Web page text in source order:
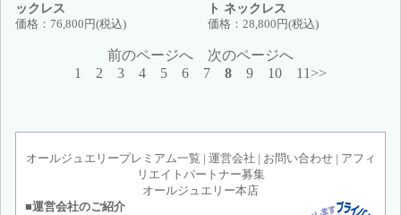
ックレス
価格： 76,800円(税込)
ト ネックレス
価格： 28,800円(税込)
前のページへ
次のページへ
1
2 3 4 5 6 7 8 9 10 11>>
オールジュエリープレミアム一覧 | 運営会社 | お問い合わせ| アフィ
リエイトパートナー募集
オールジュエリー本店
■運営会社のご紹介